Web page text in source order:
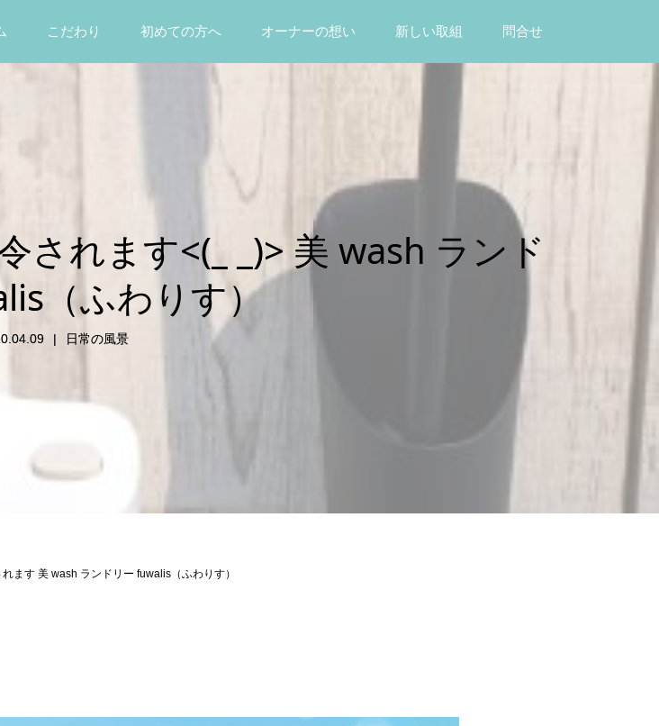
こだわり 初めての方へ オーナーの想い 新しい取組 問合せ
されます<(_ _)> 美 wash ランド
（ふわりす）
日常の風景
ます 美 wash ランドリー fuwalis（ふわりす）